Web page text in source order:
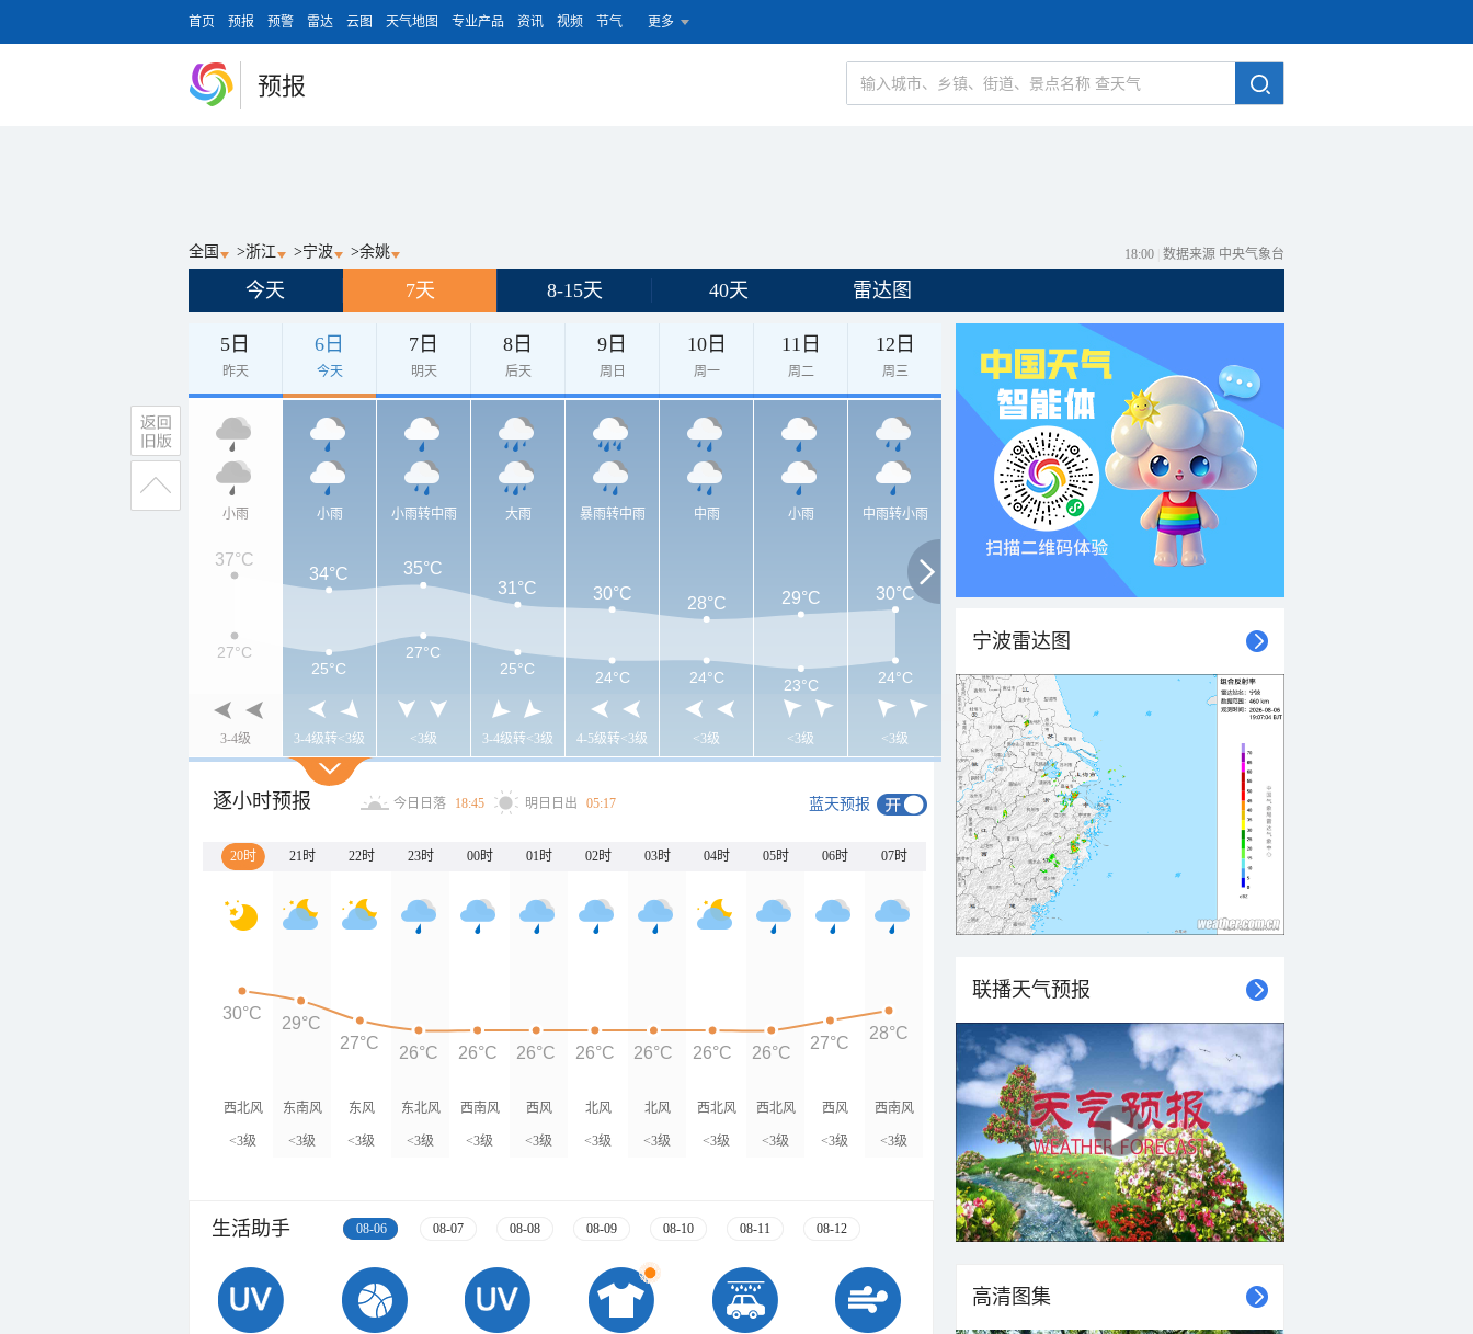
首页 预报 预警 雷达 云图 天气地图 专业产品 资讯 视频 节气 更多
预报
全国 >浙江 >宁波 >余姚 18:00 数据来源 中央气象台
今天 7天 8-15天 40天 雷达图
5日
昨天
6日
今天
7日
明天
8日
后天
9日
周日
10日
周一
11日
周二
12日
周三
小雨
3-4级
小雨
3-4级转<3级
小雨转中雨
<3级
大雨
3-4级转<3级
暴雨转中雨
4-5级转<3级
中雨
<3级
小雨
<3级
中雨转小雨
<3级
37°C
34°C
35°C
31°C
30°C
28°C 29°C 30°C
27°C
25°C
27°C
25°C
24°C 24°C 23°C 24°C
逐小时预报 今日日落 18:45 明日日出 05:17 蓝天预报
20时 21时 22时 23时 00时 01时 02时 03时 04时 05时 06时 07时
西北风
<3级
东南风
<3级
东风
<3级
东北风
<3级
西南风
<3级
西风
<3级
北风
<3级
北风
<3级
西北风
<3级
西北风
<3级
西风
<3级
西南风
<3级
30°C
29°C
27°C
26°C 26°C 26°C 26°C 26°C 26°C 26°C
27°C
28°C
生活助手 08-06 08-07 08-08 08-09 08-10 08-11 08-12
宁波雷达图
联播天气预报
高清图集